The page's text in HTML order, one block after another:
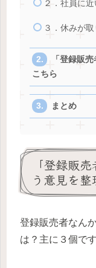
２．社員に
３．休みが
「登録販
こちら
まとめ
「登録販
う意見を整
登録販売者なん
は？主に３個です